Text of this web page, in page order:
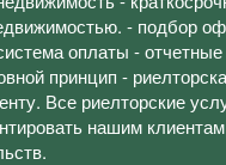
- подбор
оплаты -
принцип -
Все риелторские
нашим